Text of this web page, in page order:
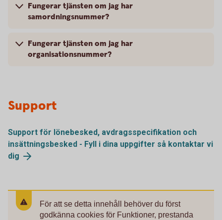
Fungerar tjänsten om jag har
samordningsnummer?
Fungerar tjänsten om jag har
organisationsnummer?
Support
Support för lönebesked, avdragsspecifikation och
insättningsbesked - Fyll i dina uppgifter så kontaktar vi
dig
För att se detta innehåll behöver du först
godkänna cookies för Funktioner, prestanda